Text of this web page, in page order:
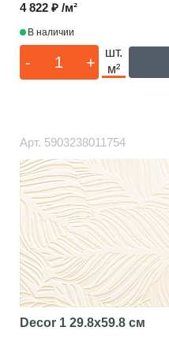
4 822 ₽ /м²
В наличии
- +
шт.
м²
Арт. 5903238011754
Decor 1 29.8x59.8 см